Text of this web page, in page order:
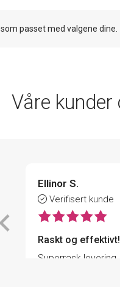
passet med valgene dine.
Våre kunder
Ellinor S.
Verifisert kunde
Raskt og effektivt!
Superrask levering